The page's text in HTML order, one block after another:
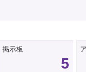
掲示板
5